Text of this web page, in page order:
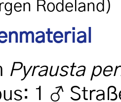
Rodeland)
Pyrausta
1 ♂